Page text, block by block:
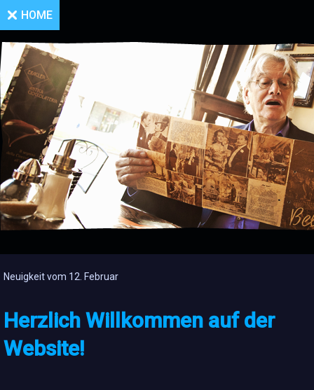
HOME
Neuigkeit vom 12. Februar
Herzlich Willkommen auf der
Website!